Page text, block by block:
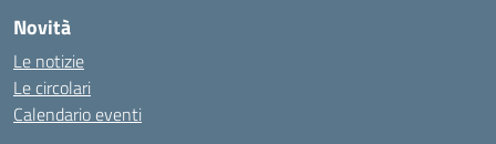
Novità
Le notizie
Le circolari
Calendario eventi